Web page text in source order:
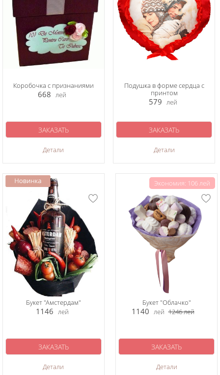
Коробочка с признаниями
668 лей
Детали
ЗАКАЗАТЬ
Подушка в форме сердца с
принтом
579 лей
Детали
ЗАКАЗАТЬ
Букет "Амстердам"
1146 лей
Детали
ЗАКАЗАТЬ
Экономия: 106 лей
Букет "Облачко"
1140 лей 1246лей
Детали
ЗАКАЗАТЬ